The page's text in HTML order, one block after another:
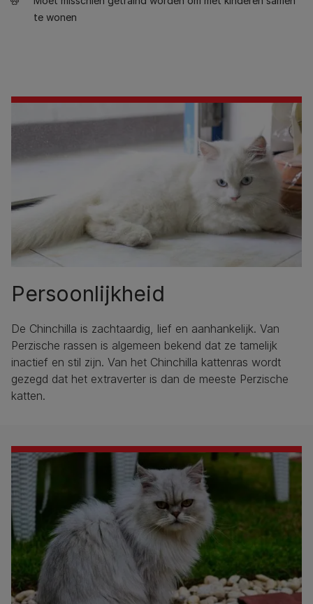
te wonen
Persoonlijkheid
De Chinchilla is zachtaardig, lief en aanhankelijk. Van
Perzische rassen is algemeen bekend dat ze tamelijk
inactief en stil zijn. Van het Chinchilla kattenras wordt
gezegd dat het extraverter is dan de meeste Perzische
katten.